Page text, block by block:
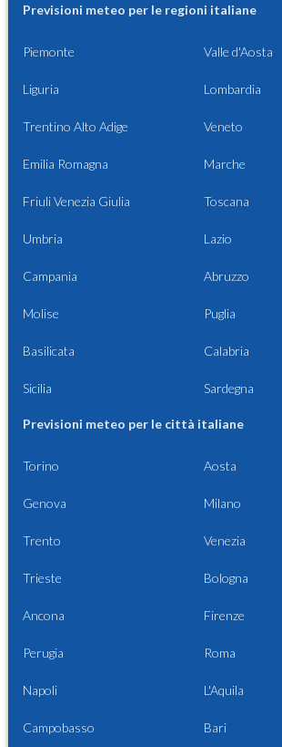
Previsioni meteo per le regioni italiane
Piemonte Valle d'Aosta
Liguria Lombardia
Trentino Alto Adige Veneto
Emilia Romagna Marche
Friuli Venezia Giulia Toscana
Umbria Lazio
Campania Abruzzo
Molise Puglia
Basilicata Calabria
Sicilia Sardegna
Previsioni meteo per le città italiane
Torino Aosta
Genova Milano
Trento Venezia
Trieste Bologna
Ancona Firenze
Perugia Roma
Napoli L'Aquila
Campobasso Bari